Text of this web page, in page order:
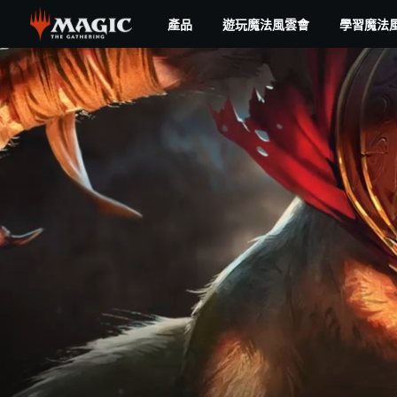
main
content
產品 遊玩魔法風雲會 學習魔法